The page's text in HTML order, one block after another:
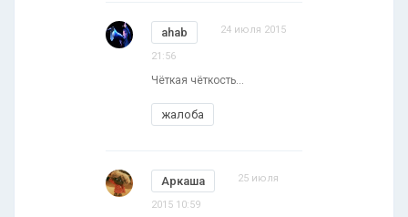
ahab 24 июля 2015
21:56
Чёткая чёткость...
жалоба
Аркаша 25 июля
2015 10:59